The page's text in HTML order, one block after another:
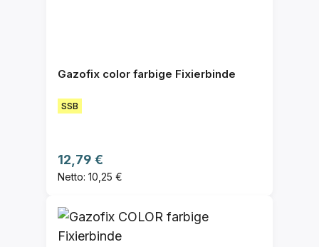
Gazofix color farbige Fixierbinde
SSB
Regulärer Preis:
12,79 €
Netto: 10,25 €